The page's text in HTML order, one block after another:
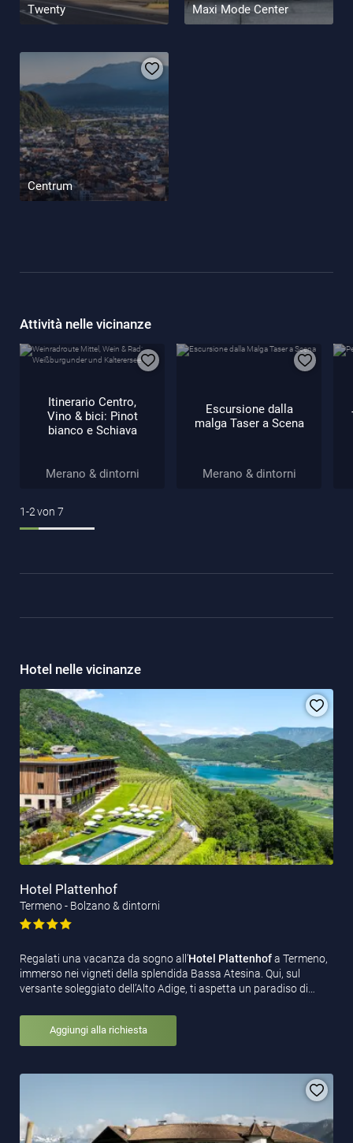
Twenty Maxi Mode Center
Centrum
Attività nelle vicinanze
Itinerario Centro,
Vino & bici: Pinot
bianco e Schiava
Merano & dintorni
Escursione dalla
malga Taser a Scena
Merano & dintorni
1-2von 7
Hotel nelle vicinanze
Hotel Plattenhof
Termeno - Bolzano & dintorni
Regalati una vacanza da sogno all’Hotel Plattenhofa Termeno,
immerso nei vigneti della splendida Bassa Atesina. Qui, sul
versante soleggiato dell’Alto Adige, ti aspetta un paradiso di…
Aggiungi alla richiesta